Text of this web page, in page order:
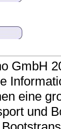
GmbH
eine
und